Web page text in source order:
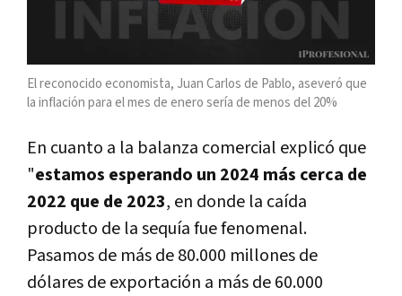
El reconocido economista, Juan Carlos de Pablo, aseveró que
la inflación para el mes de enero sería de menos del 20%
En cuanto a la balanza comercial explicó que
"estamos esperando un 2024 más cerca de
2022 que de 2023, en donde la caída
producto de la sequía fue fenomenal.
Pasamos de más de 80.000 millones de
dólares de exportación a más de 60.000